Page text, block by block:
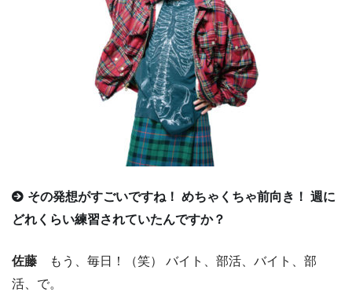
その発想がすごいですね！ めちゃくちゃ前向き！ 週に
どれくらい練習されていたんですか？
佐藤 もう、毎日！（笑） バイト、部活、バイト、部
活、で。